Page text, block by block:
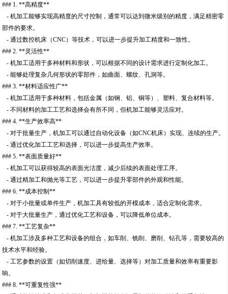
### 1. **高精度**
- 机加工能够实现高精度的尺寸控制，通常可以达到微米级别的精度，满足精密零
部件的要求。
- 通过数控机床（CNC）等技术，可以进一步提升加工精度和一致性。
### 2. **灵活性**
- 机加工适用于多种材料和形状，可以根据不同的设计需求进行定制化加工。
- 能够处理复杂几何形状的零部件，如曲面、螺纹、孔洞等。
### 3. **材料适应性广**
- 机加工适用于多种材料，包括金属（如钢、铝、铜等）、塑料、复合材料等。
- 不同材料的加工工艺和选择会有所不同，但机加工能够灵活应对。
### 4. **生产效率高**
- 对于批量生产，机加工可以通过自动化设备（如CNC机床）实现、连续的生产。
- 通过优化加工工艺和选择，可以进一步提高生产效率。
### 5. **表面质量好**
- 机加工可以获得较高的表面光洁度，减少后续的表面处理工序。
- 通过精加工和抛光等工艺，可以进一步提升零部件的外观和性能。
### 6. **成本控制**
- 对于小批量或单件生产，机加工具有较低的开模成本，适合定制化需求。
- 对于大批量生产，通过优化工艺和设备，可以降低单位成本。
### 7. **工艺复杂**
- 机加工涉及多种工艺和设备的组合，如车削、铣削、磨削、钻孔等，需要较高的
技术水平和经验。
- 工艺参数的设置（如切削速度、进给量、选择等）对加工质量和效率有重要影
响。
### 8. **可重复性强**